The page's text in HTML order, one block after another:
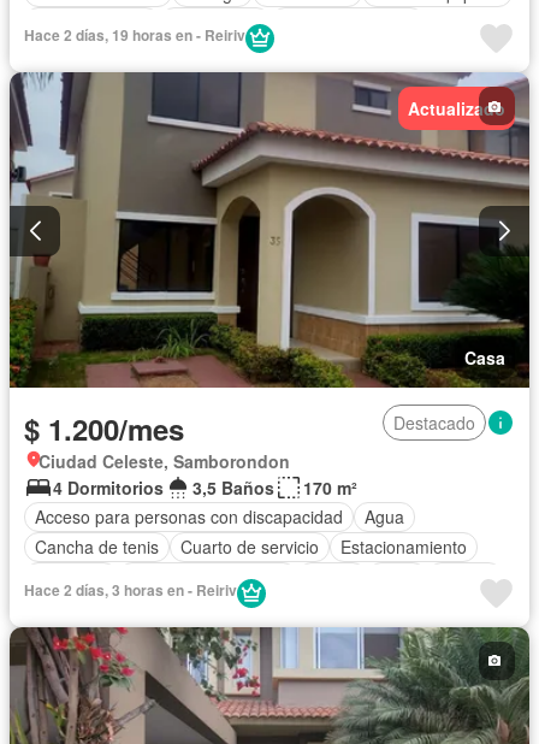
Gas natural
Terraza
Área para niños
Acceso para personas con discapacidad
Jardín
Parrilla
Gimnasio
Seguridad
Cancha de tenis
Completamente amoblado
Hace 2 días, 19 horas en - Reiriv
Actualizado
Casa
$ 1.200/mes
Destacado
Ciudad Celeste, Samborondon
4 Dormitorios
3,5 Baños
170 m²
Acceso para personas con discapacidad
Agua
Cancha de tenis
Cuarto de servicio
Estacionamiento
Garita de guardianía
Piscina
Hace 2 días, 3 horas en - Reiriv